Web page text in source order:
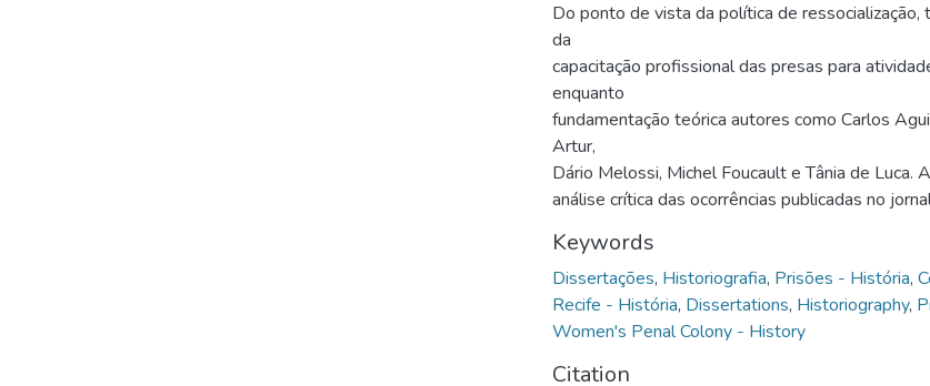
Do ponto de vista da política de ressocialização,
da
capacitação profissional das presas para
enquanto
fundamentação teórica autores como Carlos
Artur,
Dário Melossi, Michel Foucault e Tânia de Luca.
análise crítica das ocorrências publicadas no
Keywords
Dissertações, Historiografia, Prisões - História,
Recife - História, Dissertations, Historiography,
Women's Penal Colony - History
Citation